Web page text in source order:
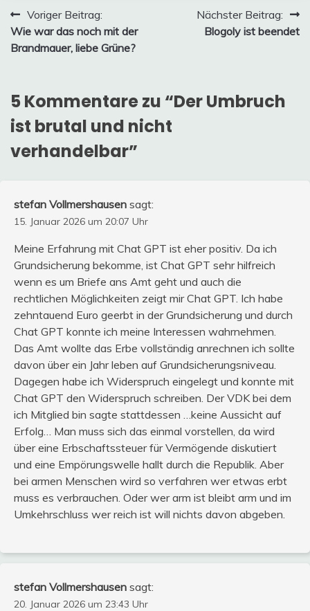
Beitragsnavigation
Voriger Beitrag:
Wie war das noch mit der
Brandmauer, liebe Grüne?
Nächster Beitrag:
Blogoly ist beendet
5 Kommentare zu “Der Umbruch
ist brutal und nicht
verhandelbar”
stefan Vollmershausen sagt:
15. Januar 2026 um 20:07 Uhr
Meine Erfahrung mit Chat GPT ist eher positiv. Da ich
Grundsicherung bekomme, ist Chat GPT sehr hilfreich
wenn es um Briefe ans Amt geht und auch die
rechtlichen Möglichkeiten zeigt mir Chat GPT. Ich habe
zehntauend Euro geerbt in der Grundsicherung und durch
Chat GPT konnte ich meine Interessen wahrnehmen.
Das Amt wollte das Erbe vollständig anrechnen ich sollte
davon über ein Jahr leben auf Grundsicherungsniveau.
Dagegen habe ich Widerspruch eingelegt und konnte mit
Chat GPT den Widerspruch schreiben. Der VDK bei dem
ich Mitglied bin sagte stattdessen …keine Aussicht auf
Erfolg… Man muss sich das einmal vorstellen, da wird
über eine Erbschaftssteuer für Vermögende diskutiert
und eine Empörungswelle hallt durch die Republik. Aber
bei armen Menschen wird so verfahren wer etwas erbt
muss es verbrauchen. Oder wer arm ist bleibt arm und im
Umkehrschluss wer reich ist will nichts davon abgeben.
stefan Vollmershausen sagt:
20. Januar 2026 um 23:43 Uhr